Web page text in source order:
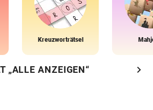
Kreuzworträtsel
„ALLE ANZEIGEN“ chevron_right